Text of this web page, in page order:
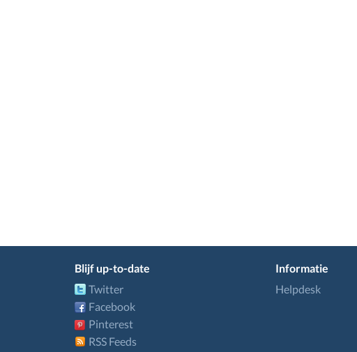
Blijf up-to-date
Twitter
Facebook
Pinterest
RSS Feeds
Informatie
Helpdesk